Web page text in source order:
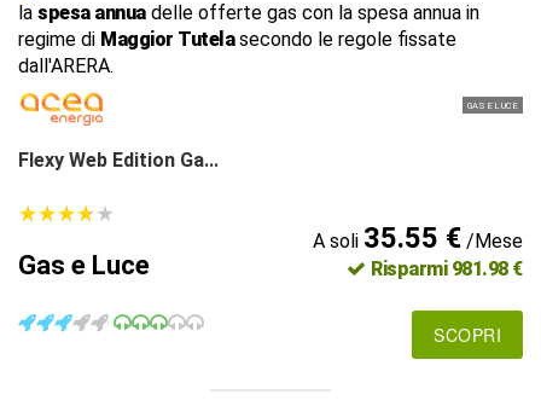
la spesa annuadelle offerte gas con la spesa annua in
regime di Maggior Tutelasecondo le regole fissate
dall'ARERA.
GAS E LUCE
Flexy Web Edition Ga...
★★★★★
★★★★★
Gas e Luce
A soli 35.55 €/Mese
Risparmi 981.98 €
SCOPRI